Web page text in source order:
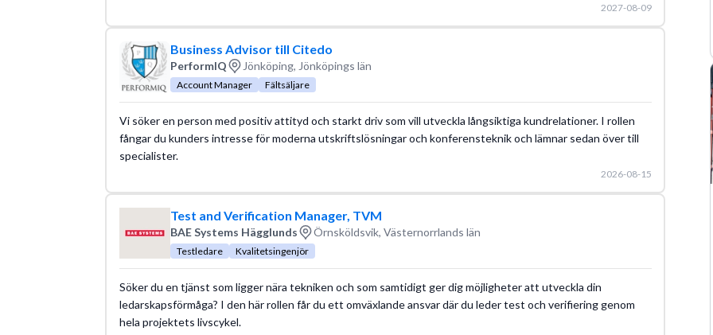
2027-08-09
Business Advisor till Citedo
PerformIQ Jönköping, Jönköpings län
Account Manager Fältsäljare
Vi söker en person med positiv attityd och starkt driv som vill utveckla långsiktiga kundrelationer. I rollen
fångar du kunders intresse för moderna utskriftslösningar och konferensteknik och lämnar sedan över till
specialister.
2026-08-15
Test and Verification Manager, TVM
BAE Systems Hägglunds Örnsköldsvik, Västernorrlands län
Testledare Kvalitetsingenjör
Söker du en tjänst som ligger nära tekniken och som samtidigt ger dig möjligheter att utveckla din
ledarskapsförmåga? I den här rollen får du ett omväxlande ansvar där du leder test och verifiering genom
hela projektets livscykel.